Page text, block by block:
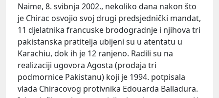
Naime, 8. svibnja 2002., nekoliko dana nakon što
je Chirac osvojio svoj drugi predsjednički mandat,
11 djelatnika francuske brodogradnje i njihova tri
pakistanska pratitelja ubijeni su u atentatu u
Karachiu, dok ih je 12 ranjeno. Radili su na
realizaciji ugovora Agosta (prodaja tri
podmornice Pakistanu) koji je 1994. potpisala
vlada Chiracovog protivnika Edouarda Balladura.